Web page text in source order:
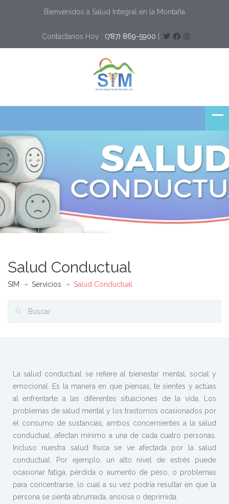
Bienvenidos a Salud Integral en la Montaña
Contáctanos Hoy : (787) 869-5900
Salud Conductual
SIM Servicios Salud Conductual
La salud conductual se refiere al bienestar mental, social y
emocional. Es la manera en que piensas, te sientes y actúas
al enfrentarte a las diferentes situaciones de la vida. Los
problemas de salud mental y los trastornos ocasionados por
el consumo de sustancias, ambos concernientes a la salud
conductual, afectan mínimo a una de cada cuatro personas.
Incluso nuestra salud física se ve afectada por la salud
conductual. Por ejemplo, un alto nivel de estrés puede
ocasionar fatiga, pérdida o aumento de peso, o problemas
para concentrarse, lo cual a su vez podría resultar en que la
persona se sienta abrumada, ansiosa o deprimida.